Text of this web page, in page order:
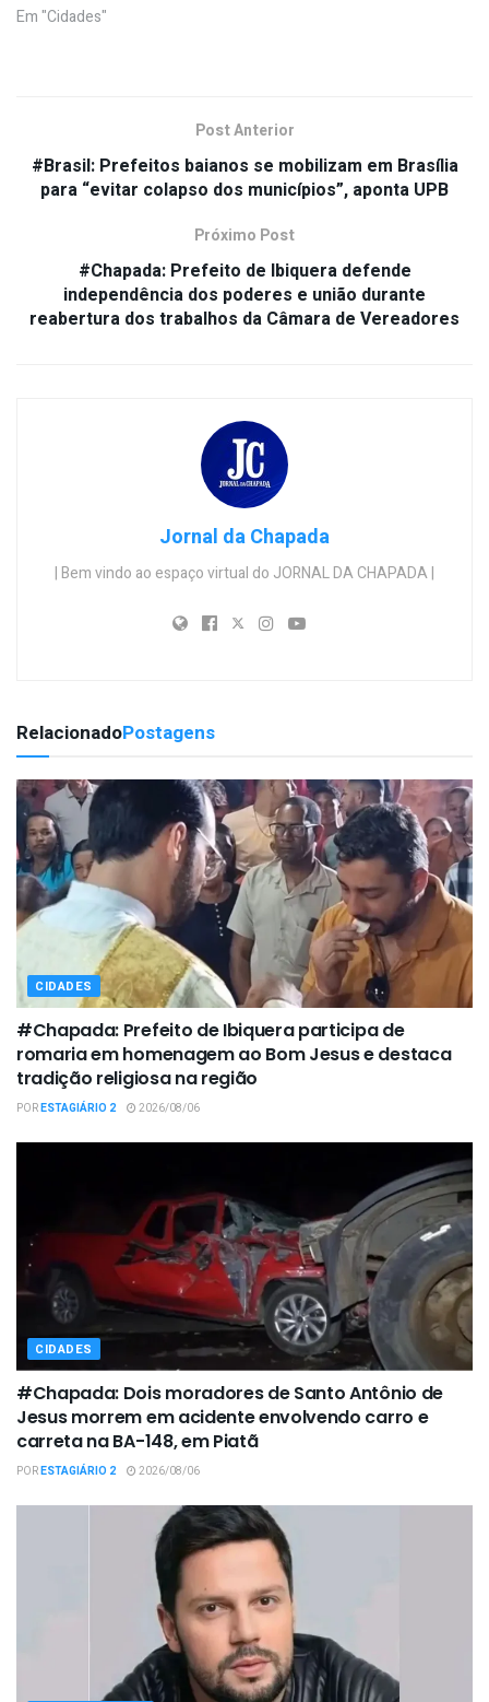
Em "Cidades"
Post Anterior
#Brasil: Prefeitos baianos se mobilizam em Brasília
para “evitar colapso dos municípios”, aponta UPB
Próximo Post
#Chapada: Prefeito de Ibiquera defende
independência dos poderes e união durante
reabertura dos trabalhos da Câmara de Vereadores
Jornal da Chapada
| Bem vindo ao espaço virtual do JORNAL DA CHAPADA |
RelacionadoPostagens
CIDADES
#Chapada: Prefeito de Ibiquera participa de
romaria em homenagem ao Bom Jesus e destaca
tradição religiosa na região
PORESTAGIÁRIO 2 2026/08/06
CIDADES
#Chapada: Dois moradores de Santo Antônio de
Jesus morrem em acidente envolvendo carro e
carreta na BA-148, em Piatã
PORESTAGIÁRIO 2 2026/08/06